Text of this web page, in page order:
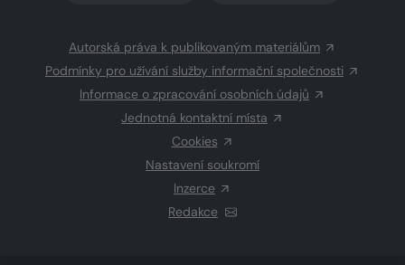
Autorská práva k publikovaným materiálům
Podmínky pro užívání služby informační společnosti
Informace o zpracování osobních údajů
Jednotná kontaktní místa
Cookies
Nastavení soukromí
Inzerce
Redakce